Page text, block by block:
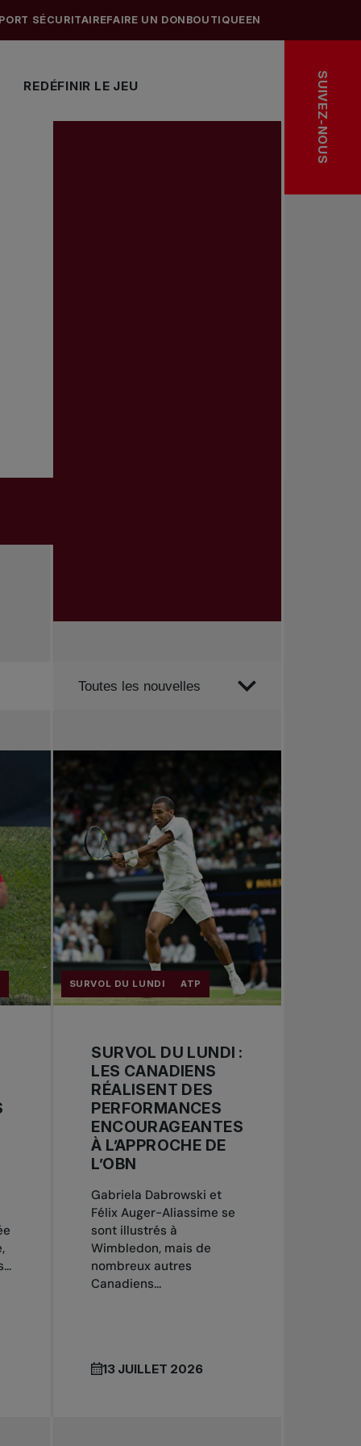
REDÉFINIR LE JEU
SÉCURITAIREFAIRE UN DON BOUTIQUEEN
SUIVEZ-NOUS
Trier par
Toutes les nouvelles
Tennis professionnel
Redéfinir le jeu
Tournois nationaux
SURVOL DU LUNDI ATP
SURVOL DU LUNDI :
LES CANADIENS
RÉALISENT DES
PERFORMANCES
ENCOURAGEANTES
À L’APPROCHE DE
L’OBN
Gabriela Dabrowski et
Félix Auger-Aliassime se
sont illustrés à
Wimbledon, mais de
nombreux autres
Canadiens...
13 JUILLET 2026